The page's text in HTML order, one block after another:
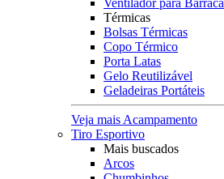
Ventilador para Barraca
Térmicas
Bolsas Térmicas
Copo Térmico
Porta Latas
Gelo Reutilizável
Geladeiras Portáteis
Veja mais Acampamento
Tiro Esportivo
Mais buscados
Arcos